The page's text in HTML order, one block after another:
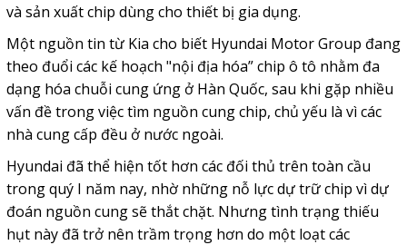
và sản xuất chip dùng cho thiết bị gia dụng.
Một nguồn tin từ Kia cho biết Hyundai Motor Group đang
theo đuổi các kế hoạch "nội địa hóa” chip ô tô nhằm đa
dạng hóa chuỗi cung ứng ở Hàn Quốc, sau khi gặp nhiều
vấn đề trong việc tìm nguồn cung chip, chủ yếu là vì các
nhà cung cấp đều ở nước ngoài.
Hyundai đã thể hiện tốt hơn các đối thủ trên toàn cầu
trong quý I năm nay, nhờ những nỗ lực dự trữ chip vì dự
đoán nguồn cung sẽ thắt chặt. Nhưng tình trạng thiếu
hụt này đã trở nên trầm trọng hơn do một loạt các